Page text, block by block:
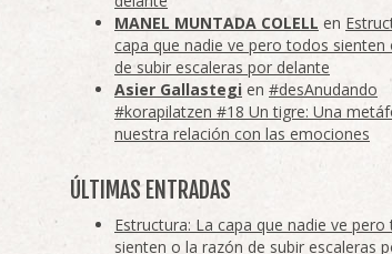
MANEL MUNTADA COLELL en
capa que nadie ve pero todos sienten
de subir escaleras por delante
Asier Gallastegi en #desAnudando
#korapilatzen #18 Un tigre: Una
nuestra relación con las emociones
ÚLTIMAS ENTRADAS
Estructura: La capa que nadie ve pero
sienten o la razón de subir escaleras